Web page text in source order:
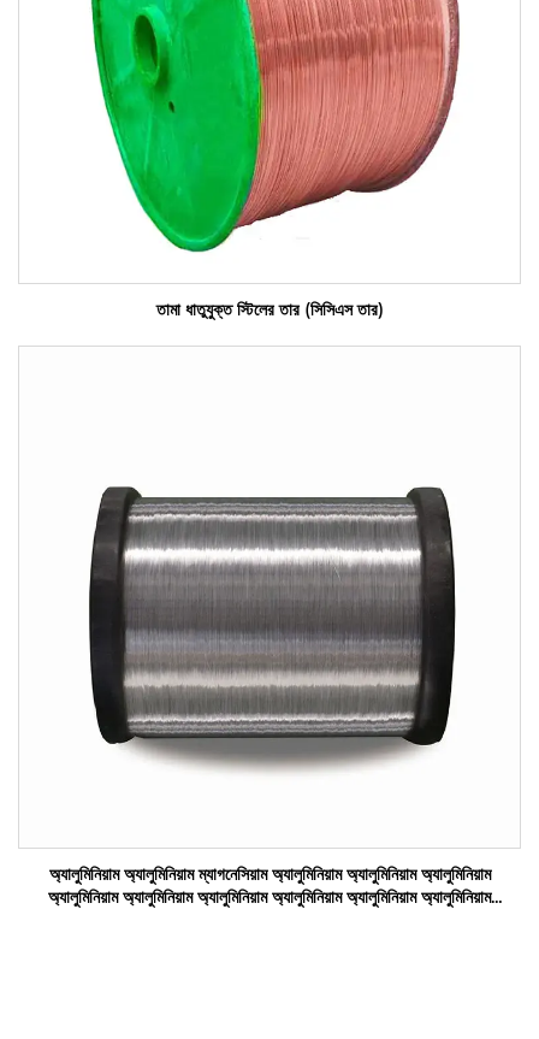
তামা ধাতুযুক্ত স্টিলের তার (সিসিএস তার)
অ্যালুমিনিয়াম অ্যালুমিনিয়াম ম্যাগনেসিয়াম অ্যালুমিনিয়াম অ্যালুমিনিয়াম অ্যালুমিনিয়াম
অ্যালুমিনিয়াম অ্যালুমিনিয়াম অ্যালুমিনিয়াম অ্যালুমিনিয়াম অ্যালুমিনিয়াম অ্যালুমিনিয়াম